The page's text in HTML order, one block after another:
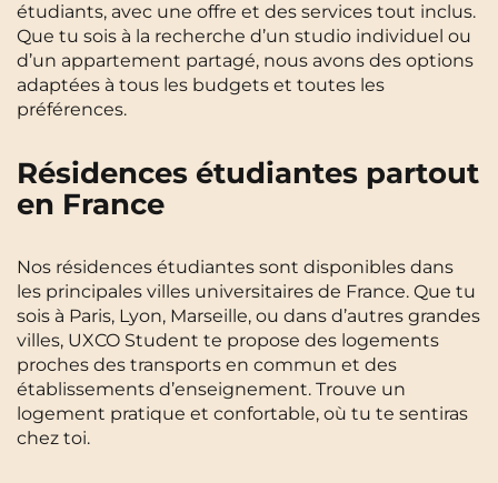
étudiants, avec une offre et des services tout inclus.
Que tu sois à la recherche d’un studio individuel ou
d’un appartement partagé, nous avons des options
adaptées à tous les budgets et toutes les
préférences.
Résidences étudiantes partout
en France
Nos résidences étudiantes sont disponibles dans
les principales villes universitaires de France. Que tu
sois à Paris, Lyon, Marseille, ou dans d’autres grandes
villes, UXCO Student te propose des logements
proches des transports en commun et des
établissements d’enseignement. Trouve un
logement pratique et confortable, où tu te sentiras
chez toi.